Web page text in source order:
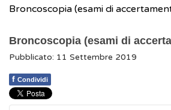
Broncoscopia (esami di
Broncoscopia (esami di
Pubblicato: 11 Settembre 2019
f Condividi